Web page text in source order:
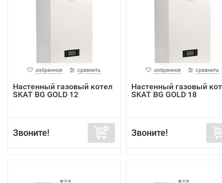
избранное сравнить
Настенный газовый котел
SKAT BG GOLD 12
Звоните!
избранное сравнить
Настенный газовый
SKAT BG GOLD 18
Звоните!